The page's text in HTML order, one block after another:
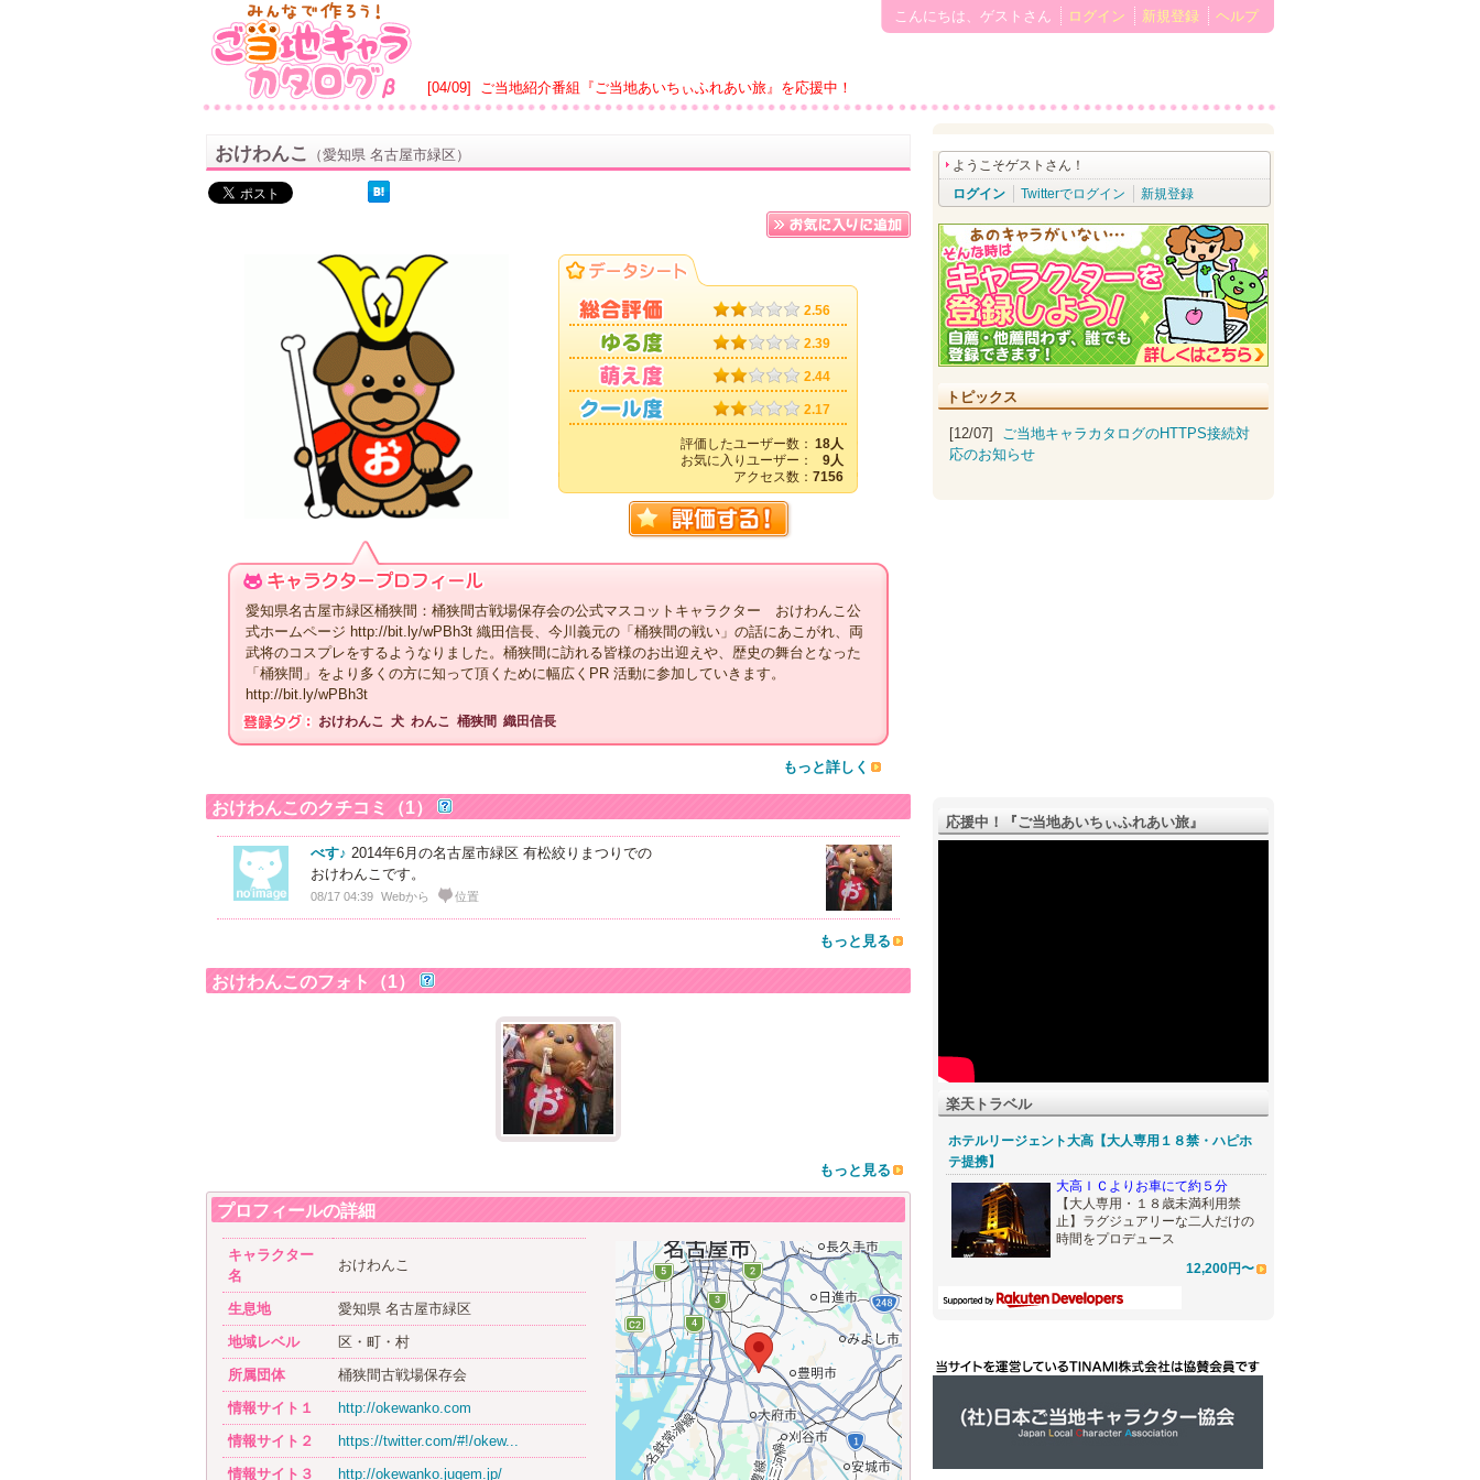
[04/09] ご当地紹介番組『ご当地あいちぃふれあい旅』を応援中！
こんにちは、ゲストさん ログイン 新規登録 ヘルプ
おけわんこ （愛知県 名古屋市緑区）
2.56
2.39
2.44
2.17
評価したユーザー数： 18人
お気に入りユーザー：
9人
アクセス数： 7156
愛知県名古屋市緑区桶狭間：桶狭間古戦場保存会の公式マスコットキャラクター おけわんこ公
式ホームページ http://bit.ly/wPBh3t 織田信長、今川義元の「桶狭間の戦い」の話にあこがれ、両
武将のコスプレをするようなりました。桶狭間に訪れる皆様のお出迎えや、歴史の舞台となった
「桶狭間」をより多くの方に知って頂くために幅広くPR 活動に参加していきます。
http://bit.ly/wPBh3t
おけわんこ 犬 わんこ 桶狭間 織田信長
もっと詳しく
おけわんこのクチコミ（1）
べす♪ 2014年6月の名古屋市緑区 有松絞りまつりでの
おけわんこです。
08/17 04:39 Webから 位置
もっと見る
おけわんこのフォト（1）
もっと見る
プロフィールの詳細
キャラクター
名
おけわんこ
生息地
愛知県 名古屋市緑区
地域レベル
区・町・村
所属団体
桶狭間古戦場保存会
情報サイト１
http://okewanko.com
情報サイト２
https://twitter.com/#!/okew...
情報サイト３
http://okewanko.jugem.jp/
ようこそゲストさん！
ログイン
Twitterでログイン 新規登録
トピックス
[12/07] ご当地キャラカタログのHTTPS接続対
応のお知らせ
応援中！『ご­当地あいちぃふれあい旅』
楽天トラベル
ホテルリージェント大高【大人専用１８禁・ハピホ
テ提携】
大高ＩＣよりお車にて約５分
【大人専用・１８歳未満利用禁
止】ラグジュアリーな二人だけの
時間をプロデュース
12,200円〜